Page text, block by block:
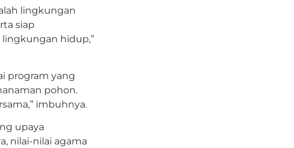
lingkungan
siap
lingkungan hidup,”
program yang
pohon.
imbuhnya.
upaya
nilai-nilai agama